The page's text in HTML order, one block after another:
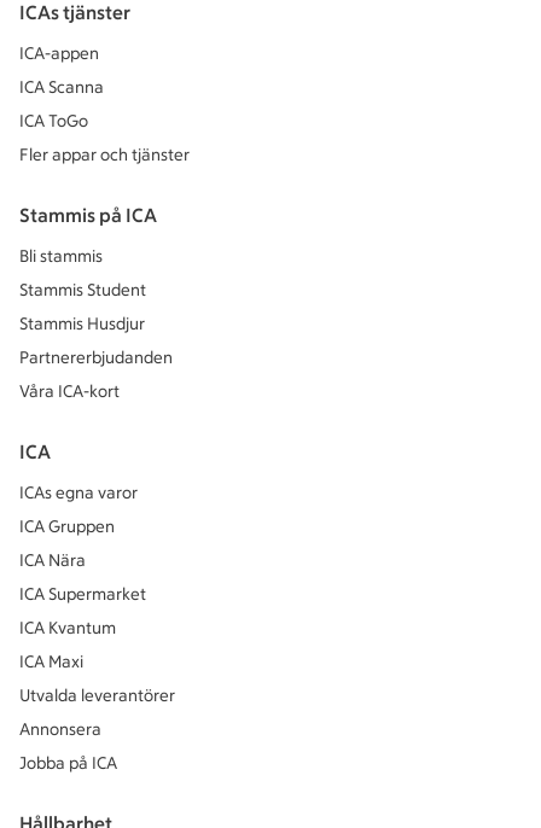
ICAs tjänster
ICA-appen
ICA Scanna
ICA ToGo
Fler appar och tjänster
Stammis på ICA
Bli stammis
Stammis Student
Stammis Husdjur
Partnererbjudanden
Våra ICA-kort
ICA
ICAs egna varor
ICA Gruppen
ICA Nära
ICA Supermarket
ICA Kvantum
ICA Maxi
Utvalda leverantörer
Annonsera
Jobba på ICA